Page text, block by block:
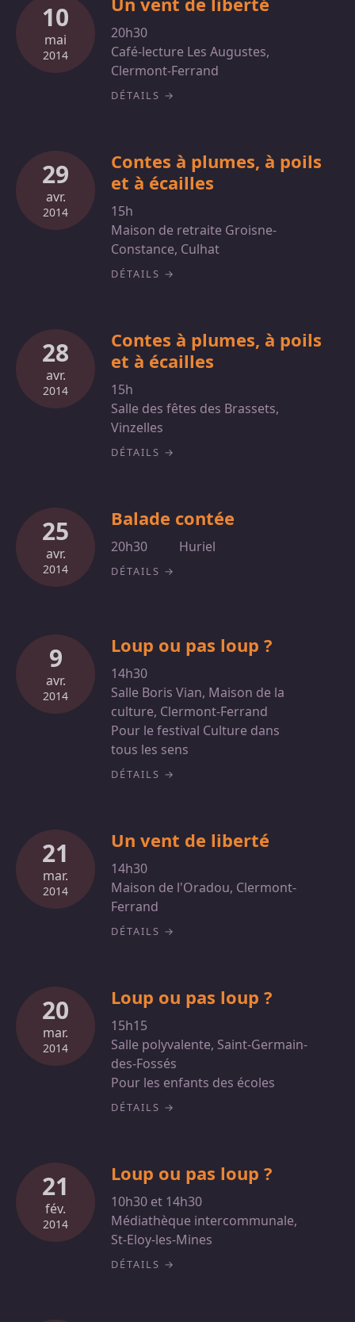
10
mai
2014
20h30
Café-lecture Les Augustes,
Clermont-Ferrand
DÉTAILS
29
avr.
2014
Contes à plumes, à poils
et à écailles
15h
Maison de retraite Groisne-
Constance, Culhat
DÉTAILS
28
avr.
2014
Contes à plumes, à poils
et à écailles
15h
Salle des fêtes des Brassets,
Vinzelles
DÉTAILS
25
avr.
2014
Balade contée
20h30 Huriel
DÉTAILS
9
avr.
2014
Loup ou pas loup ?
14h30
Salle Boris Vian, Maison de la
culture, Clermont-Ferrand
Pour le festival Culture dans
tous les sens
DÉTAILS
21
mar.
2014
Un vent de liberté
14h30
Maison de l'Oradou, Clermont-
Ferrand
DÉTAILS
20
mar.
2014
Loup ou pas loup ?
15h15
Salle polyvalente, Saint-Germain-
des-Fossés
Pour les enfants des écoles
DÉTAILS
21
fév.
2014
Loup ou pas loup ?
10h30 et 14h30
Médiathèque intercommunale,
St-Eloy-les-Mines
DÉTAILS